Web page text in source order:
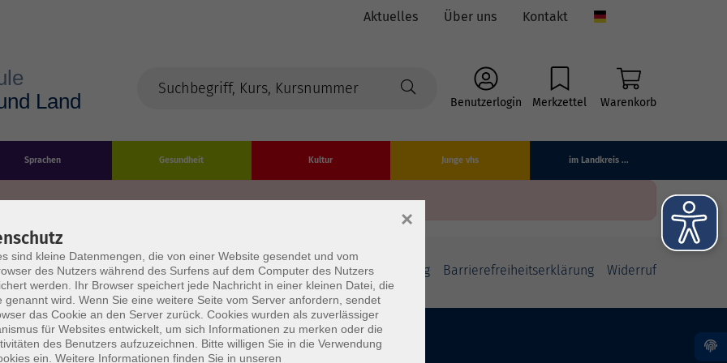
Aktuelles Über uns Kontakt
Benutzerlogin Merkzettel Warenkorb
Sprachen Gesundheit Kultur Junge vhs im Landkreis ...
Impressum Datenschutzerklärung AGB/Widerrufsbelehrung Barrierefreiheitserklärung Widerruf
sind kleine Datenmengen, die von einer Website gesendet und vom
des Nutzers während des Surfens auf dem Computer des Nutzers
werden. Ihr Browser speichert jede Nachricht in einer kleinen Datei, die
genannt wird. Wenn Sie eine weitere Seite vom Server anfordern, sendet
das Cookie an den Server zurück. Cookies wurden als zuverlässiger
für Websites entwickelt, um sich Informationen zu merken oder die
des Benutzers aufzuzeichnen. Bitte willigen Sie in die Verwendung
ein. Weitere Informationen finden Sie in unseren
×